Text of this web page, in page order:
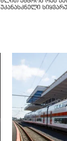
უკანასკნელი